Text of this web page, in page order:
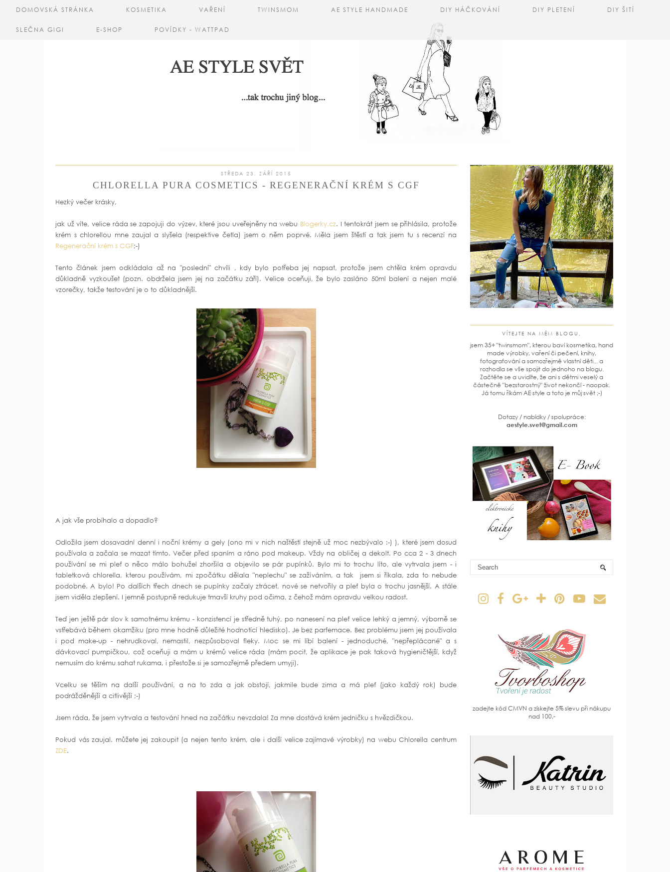
DOMOVSKÁ STRÁNKA KOSMETIKA VAŘENÍ TWINSMOM AE STYLE HANDMADE DIY HÁČKOVÁNÍ DIY PLETENÍ DIY ŠITÍ
SLEČNA GIGI E-SHOP POVÍDKY - WATTPAD
STŘEDA 23. ZÁŘÍ 2015
CHLORELLA PURA COSMETICS - REGENERAČNÍ KRÉM S CGF
Hezký večer krásky,
jak už víte, velice ráda se zapojuji do výzev, které jsou uveřejněny na webu Blogerky.cz. I tentokrát jsem se přihlásila, protože
krém s chlorellou mne zaujal a slyšela (respektive četla) jsem o něm poprvé. Měla jsem štěstí a tak jsem tu s recenzí na
Regenerační krém s CGF;-)
Tento článek jsem odkládala až na "poslední" chvíli , kdy bylo potřeba jej napsat, protože jsem chtěla krém opravdu
důkladně vyzkoušet (pozn. obdržela jsem jej na začátku září). Velice oceňuji, že bylo zasláno 50ml balení a nejen malé
vzorečky, takže testování je o to důkladnější.
A jak vše probíhalo a dopadlo?
Odložila jsem dosavadní denní i noční krémy a gely (ono mi v nich naštěstí stejně už moc nezbývalo :-) ), které jsem dosud
používala a začala se mazat tímto. Večer před spaním a ráno pod makeup. Vždy na obličej a dekolt. Po cca 2 - 3 dnech
používání se mi pleť o něco málo bohužel zhoršila a objevilo se pár pupínků. Bylo mi to trochu líto, ale vytrvala jsem - i
tabletková chlorella, kterou používám, mi zpočátku dělala "neplechu" se zažíváním, a tak jsem si říkala, zda to nebude
podobné. A bylo! Po dalších třech dnech se pupínky začaly ztrácet, nové se netvořily a pleť byla o trochu jasnější. A stále
jsem viděla zlepšení. I jemně postupně redukuje tmavší kruhy pod očima, z čehož mám opravdu velkou radost.
Teď jen ještě pár slov k samotnému krému - konzistencí je středně tuhý, po nanesení na pleť velice lehký a jemný, výborně se
vstřebává během okamžiku (pro mne hodně důležité hodnotící hledisko). Je bez parfemace. Bez problému jsem jej používala
i pod make-up - nehrudkoval, nemastil, nezpůsoboval fleky. Moc se mi líbí balení - jednoduché, "nepřeplácané" a s
dávkovací pumpičkou, což oceňuji a mám u krémů velice ráda (mám pocit, že aplikace je pak taková hygieničtější, když
nemusím do krému sahat rukama, i přestože si je samozřejmě předem umyji).
Vcelku se těším na další používání, a na to zda a jak obstojí, jakmile bude zima a má pleť (jako každý rok) bude
podrážděnější a citlivější ;-)
Jsem ráda, že jsem vytrvala a testování hned na začátku nevzdala! Za mne dostává krém jedničku s hvězdičkou.
Pokud vás zaujal. můžete jej zakoupit (a nejen tento krém, ale i další velice zajímavé výrobky) na webu Chlorella centrum
ZDE.
VÍTEJTE NA MÉM BLOGU,
jsem 35+ "twinsmom", kterou baví kosmetika, hand
made výrobky, vaření či pečení, knihy,
fotografování a samozřejmě vlastní děti... a
rozhodla se vše spojit do jednoho na blogu.
Začtěte se a uvidíte, že ani s dětmi veselý a
částečně "bezstarostný" život nekončí - naopak.
Já tomu říkám AE style a toto je můj svět ;-)
Dotazy / nabídky / spolupráce:
aestyle.svet@gmail.com
zadejte kód CMVN a získejte 5% slevu při nákupu
nad 100,-